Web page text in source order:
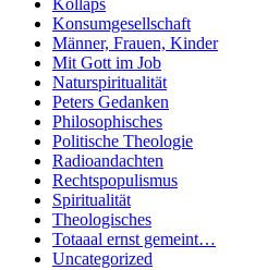
Kollaps
Konsumgesellschaft
Männer, Frauen, Kinder
Mit Gott im Job
Naturspiritualität
Peters Gedanken
Philosophisches
Politische Theologie
Radioandachten
Rechtspopulismus
Spiritualität
Theologisches
Totaaal ernst gemeint…
Uncategorized